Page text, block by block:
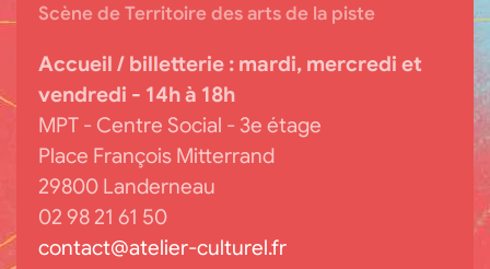
Scène de Territoire des arts de la piste
Accueil / billetterie : mardi, mercredi et
vendredi - 14h à 18h
MPT - Centre Social - 3e étage
Place François Mitterrand
29800 Landerneau
02 98 21 61 50
contact@atelier-culturel.fr